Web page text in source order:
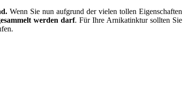
Wenn Sie nun aufgrund der vielen tollen Eigenschaften
werden darf. Für Ihre Arnikatinktur sollten Sie